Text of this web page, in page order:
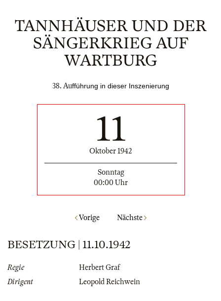
TANNHÄUSER UND DER
SÄNGERKRIEG AUF
WARTBURG
38. Aufführung in dieser Inszenierung
11
Oktober 1942
Sonntag
00:00 Uhr
Vorige Nächste
BESETZUNG | 11.10.1942
Regie
Herbert Graf
Dirigent
Leopold Reichwein